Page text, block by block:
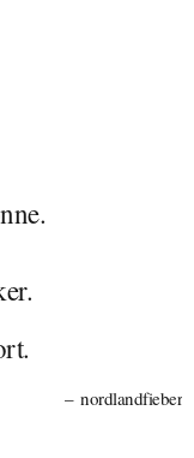
nordlandfieber